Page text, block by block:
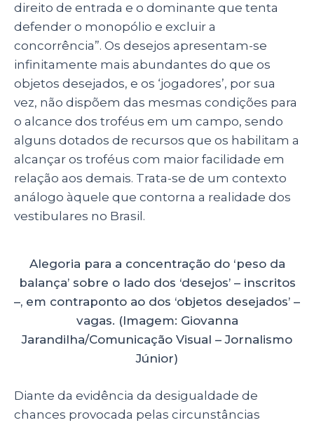
direito de entrada e o dominante que tenta
defender o monopólio e excluir a
concorrência”. Os desejos apresentam-se
infinitamente mais abundantes do que os
objetos desejados, e os ‘jogadores’, por sua
vez, não dispõem das mesmas condições para
o alcance dos troféus em um campo, sendo
alguns dotados de recursos que os habilitam a
alcançar os troféus com maior facilidade em
relação aos demais. Trata-se de um contexto
análogo àquele que contorna a realidade dos
vestibulares no Brasil.
Alegoria para a concentração do ‘peso da
balança’ sobre o lado dos ‘desejos’ – inscritos
–, em contraponto ao dos ‘objetos desejados’ –
vagas. (Imagem: Giovanna
Jarandilha/Comunicação Visual – Jornalismo
Júnior)
Diante da evidência da desigualdade de
chances provocada pelas circunstâncias